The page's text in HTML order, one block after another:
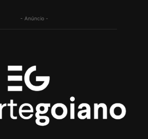
- Anúncio -